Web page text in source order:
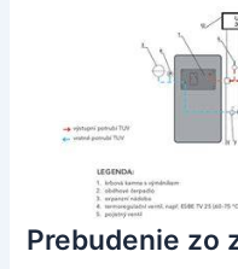
Prebudenie zo